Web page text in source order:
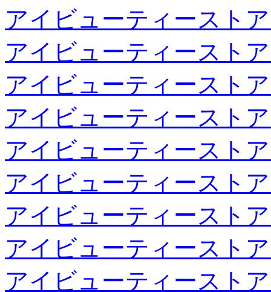
アイビューティースト
アイビューティースト
アイビューティースト
アイビューティースト
アイビューティースト
アイビューティースト
アイビューティースト
アイビューティースト
アイビューティースト